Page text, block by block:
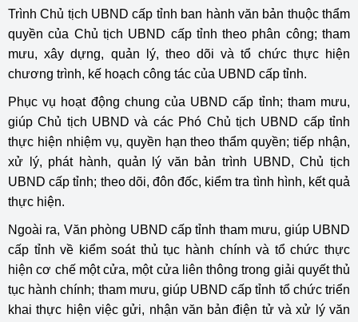
Trình Chủ tịch UBND cấp tỉnh ban hành văn bản thuộc thẩm
quyền của Chủ tịch UBND cấp tỉnh theo phân công; tham
mưu, xây dựng, quản lý, theo dõi và tổ chức thực hiện
chương trình, kế hoạch công tác của UBND cấp tỉnh.
Phục vụ hoạt động chung của UBND cấp tỉnh; tham mưu,
giúp Chủ tịch UBND và các Phó Chủ tịch UBND cấp tỉnh
thực hiện nhiệm vụ, quyền hạn theo thẩm quyền; tiếp nhận,
xử lý, phát hành, quản lý văn bản trình UBND, Chủ tịch
UBND cấp tỉnh; theo dõi, đôn đốc, kiểm tra tình hình, kết quả
thực hiện.
Ngoài ra, Văn phòng UBND cấp tỉnh tham mưu, giúp UBND
cấp tỉnh về kiểm soát thủ tục hành chính và tổ chức thực
hiện cơ chế một cửa, một cửa liên thông trong giải quyết thủ
tục hành chính; tham mưu, giúp UBND cấp tỉnh tổ chức triển
khai thực hiện việc gửi, nhận văn bản điện tử và xử lý văn